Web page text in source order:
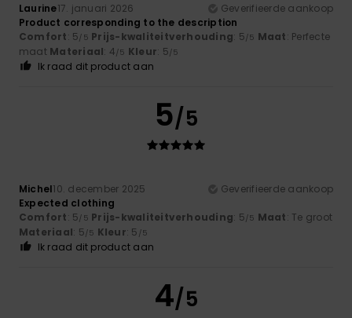
Laurine17. januari 2026
Geverifieerde aankoop
Product corresponding to the description
Comfort: 5/5 Prijs-kwaliteitverhouding: 5/5 Maat: Perfecte
maat Materiaal: 4/5 Kleur: 5/5
Ik raad dit product aan
5/5
Michel10. december 2025
Geverifieerde aankoop
Expected clothing
Comfort: 5/5 Prijs-kwaliteitverhouding: 5/5 Maat: Te groot
Materiaal: 5/5 Kleur: 5 /5
Ik raad dit product aan
4/5